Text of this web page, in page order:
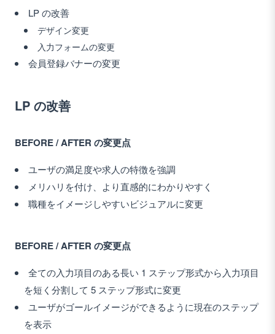
LP の改善
デザイン変更
入力フォームの変更
会員登録バナーの変更
LP の改善
BEFORE / AFTER の変更点
ユーザの満足度や求人の特徴を強調
メリハリを付け、より直感的にわかりやすく
職種をイメージしやすいビジュアルに変更
BEFORE / AFTER の変更点
全ての入力項目のある長い 1 ステップ形式から入力項目
を短く分割して 5 ステップ形式に変更
ユーザがゴールイメージができるように現在のステップ
を表示